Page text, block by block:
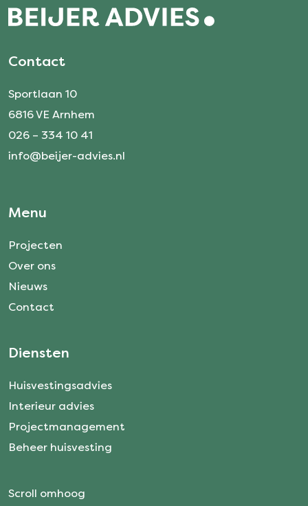
Contact
Sportlaan 10
6816 VE Arnhem
026 – 334 10 41
info@beijer-advies.nl
Menu
Projecten
Over ons
Nieuws
Contact
Diensten
Huisvestingsadvies
Interieur advies
Projectmanagement
Beheer huisvesting
Scroll omhoog